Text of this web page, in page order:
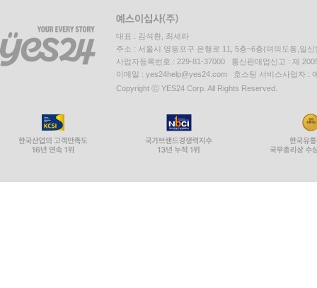
대표 : 김석환, 최세라
주소 : 서울시 영등포구 은행로 11, 5층~6층(여의도동,일신
사업자등록번호 : 229-81-37000 통신판매업신고 : 제
이메일 : yes24help@yes24.com 호스팅 서비스사업자 :
Copyright ⓒ YES24 Corp. All Rights Reserved.